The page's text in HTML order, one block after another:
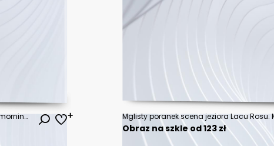
Colorful summer view of Fusine lake. Bright morning scene of Julian Alps with Mangart peak on background, Province of Udine, Italy, Europe. Traveling concept background.
Obraz na szkle od 123 zł